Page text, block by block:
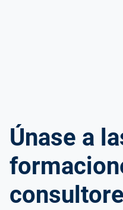
Únase a